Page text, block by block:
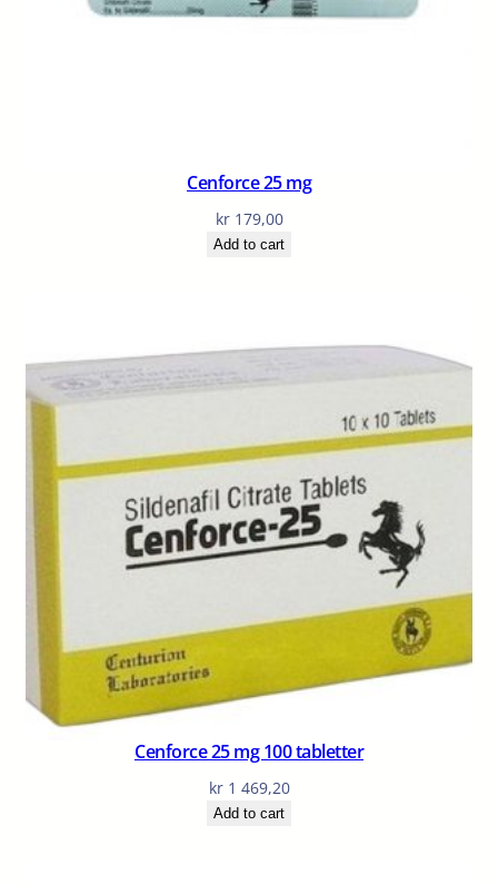
Cenforce 25 mg
kr179,00
Add to cart
Cenforce 25 mg 100 tabletter
kr1 469,20
Add to cart